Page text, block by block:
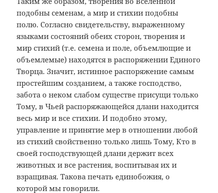
подобны семенам, а мир и стихии подобны
полю. Согласно свидетельству, выраженному
языками состояний обеих сторон, творения и
мир стихий (т.е. семена и поле, объемлющие и
объемлемые) находятся в распоряжении Единого
Творца. Значит, истинное распоряжение самым
простейшим созданием, а также господство,
забота о неком слабом существе присущи только
Тому, в Чьей распоряжающейся длани находится
весь мир и все стихии. И подобно этому,
управление и принятие мер в отношении любой
из стихий свойственно только лишь Тому, Кто в
своей господствующей длани держит всех
животных и все растения, воспитывая их и
взращивая. Такова печать единобожия, о
которой мы говорили.